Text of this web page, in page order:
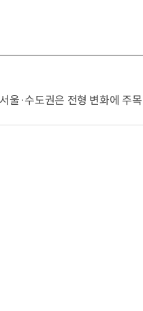
·수도권은 전형 변화에 주목